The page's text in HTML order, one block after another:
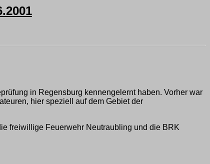
in Regensburg kennengelernt haben. Vorher war
hier speziell auf dem Gebiet der
freiwillige Feuerwehr Neutraubling und die BRK